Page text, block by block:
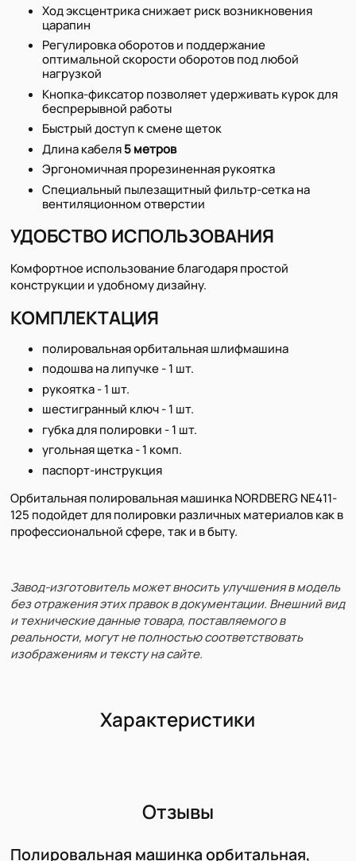
Ход эксцентрика снижает риск возникновения
царапин
Регулировка оборотов и поддержание
оптимальной скорости оборотов под любой
нагрузкой
Кнопка-фиксатор позволяет удерживать курок для
беспрерывной работы
Быстрый доступ к смене щеток
Длина кабеля5 метров
Эргономичная прорезиненная рукоятка
Специальный пылезащитный фильтр-сетка на
вентиляционном отверстии
УДОБСТВО ИСПОЛЬЗОВАНИЯ
Комфортное использование благодаря простой
конструкции и удобному дизайну.
КОМПЛЕКТАЦИЯ
полировальная орбитальная шлифмашина
подошва на липучке - 1 шт.
рукоятка - 1 шт.
шестигранный ключ - 1 шт.
губка для полировки - 1 шт.
угольная щетка - 1 комп.
паспорт-инструкция
Орбитальная полировальная машинка NORDBERG NE411-
125 подойдет для полировки различных материалов как в
профессиональной сфере, так и в быту.
Завод-изготовитель может вносить улучшения в модель
без отражения этих правок в документации. Внешний вид
и технические данные товара, поставляемого в
реальности, могут не полностью соответствовать
изображениям и тексту на сайте.
Характеристики
Отзывы
Полировальная машинка орбитальная,